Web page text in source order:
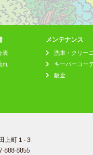
表
れ
メンテナンス
洗車・クリー
キーパーコー
鈑金
上町１-３
888-8855